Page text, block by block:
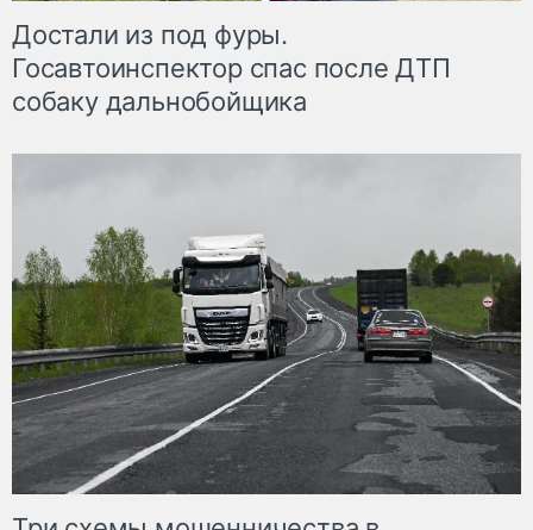
Достали из под фуры.
Госавтоинспектор спас после ДТП
собаку дальнобойщика